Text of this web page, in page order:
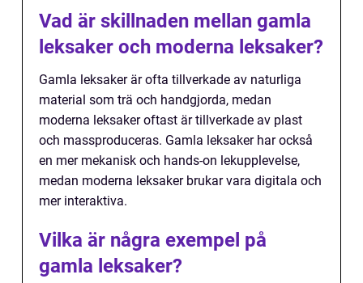
Vad är skillnaden mellan gamla
leksaker och moderna leksaker?
Gamla leksaker är ofta tillverkade av naturliga
material som trä och handgjorda, medan
moderna leksaker oftast är tillverkade av plast
och massproduceras. Gamla leksaker har också
en mer mekanisk och hands-on lekupplevelse,
medan moderna leksaker brukar vara digitala och
mer interaktiva.
Vilka är några exempel på
gamla leksaker?